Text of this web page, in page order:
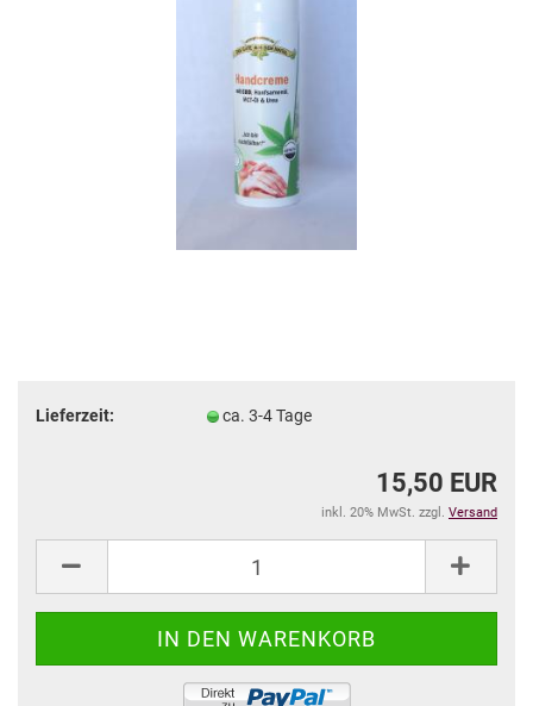
Lieferzeit: ca. 3-4 Tage
15,50 EUR
inkl. 20% MwSt. zzgl. Versand